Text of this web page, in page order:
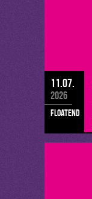
11.07.
2026
floatend